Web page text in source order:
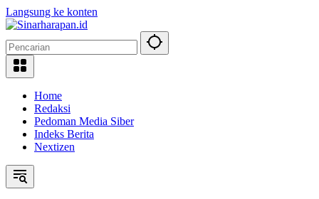
Langsung ke konten
Home
Redaksi
Pedoman Media Siber
Indeks Berita
Nextizen